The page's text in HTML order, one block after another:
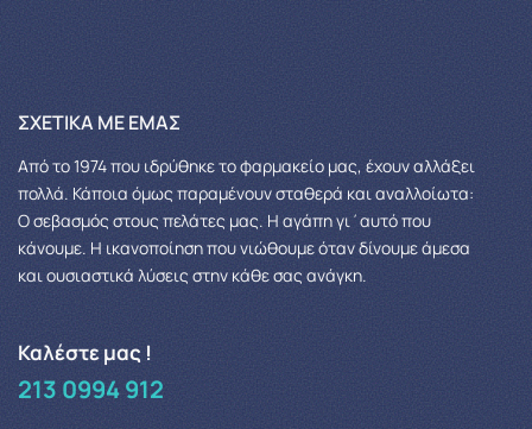
ΣΧΕΤΙΚΆ ΜΕ ΕΜΆΣ
Από το 1974 που ιδρύθηκε το φαρμακείο μας, έχουν αλλάξει
πολλά. Κάποια όμως παραμένουν σταθερά και αναλλοίωτα:
Ο σεβασμός στους πελάτες μας. Η αγάπη γι΄αυτό που
κάνουμε. Η ικανοποίηση που νιώθουμε όταν δίνουμε άμεσα
και ουσιαστικά λύσεις στην κάθε σας ανάγκη.
Καλέστε μας !
213 0994 912